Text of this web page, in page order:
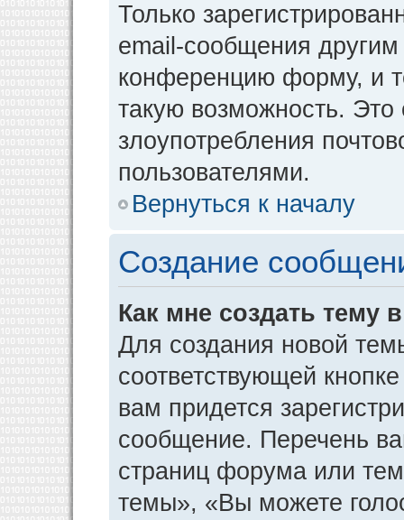
Только
email-сообщения
конференцию форму, и
такую возможность. Это
злоупотребления
пользователями.
Вернуться к началу
Создание
Как мне создать тему
Для создания новой
соответствующей
вам придется
сообщение. Перечень
страниц форума или
темы», «Вы можете